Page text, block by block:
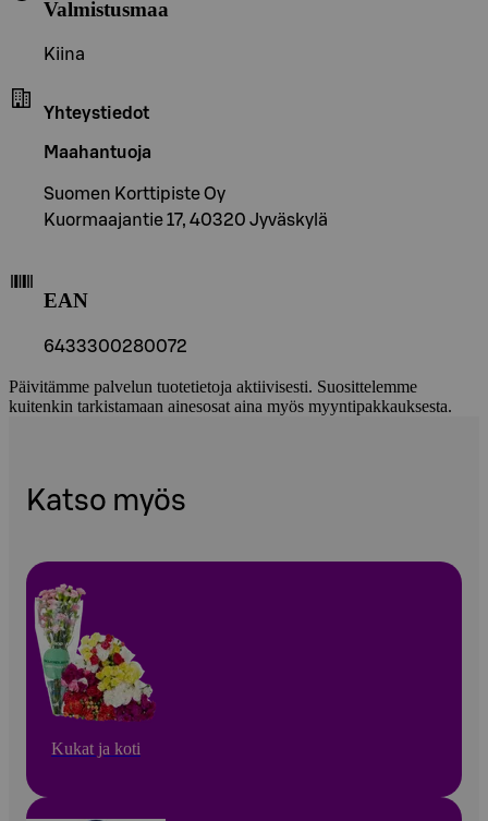
Valmistusmaa
Kiina
Yhteystiedot
Maahantuoja
Suomen Korttipiste Oy
Kuormaajantie 17, 40320 Jyväskylä
EAN
6433300280072
Päivitämme palvelun tuotetietoja aktiivisesti. Suosittelemme
kuitenkin tarkistamaan ainesosat aina myös myyntipakkauksesta.
Katso myös
Kukat ja koti